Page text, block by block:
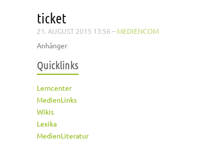
ticket
21. AUGUST 2015 13:56 – MEDIENCOM
Anhänger
Quicklinks
Lerncenter
MedienLinks
Wikis
Lexika
MedienLiteratur